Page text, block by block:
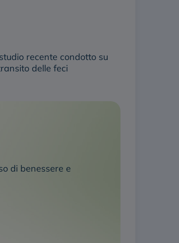
recente condotto su
delle feci
di benessere e